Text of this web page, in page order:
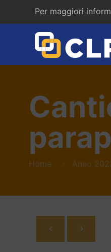
Per maggiori
Home Anno